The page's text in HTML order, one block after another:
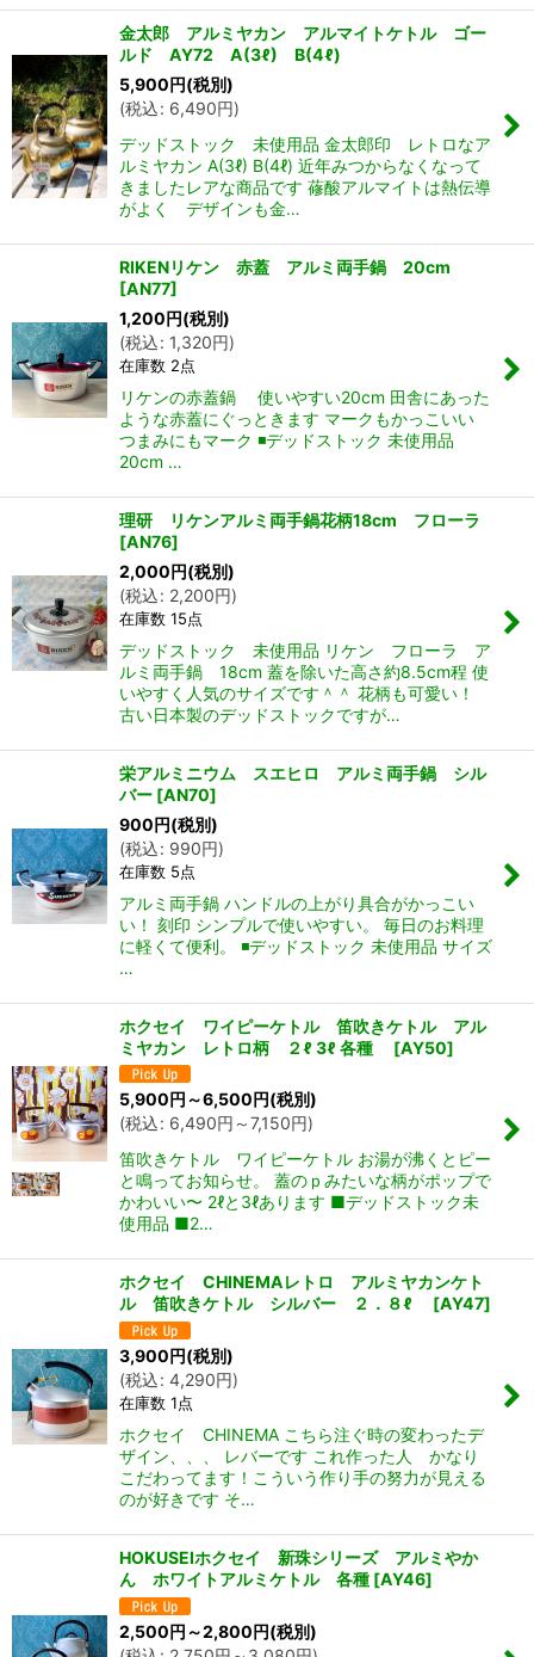
金太郎 アルミヤカン アルマイトケトル ゴー
ルド AY72 A(3ℓ) B(4ℓ)
5,900円(税別)
(税込: 6,490円)
デッドストック 未使用品 金太郎印 レトロなア
ルミヤカン A(3ℓ) B(4ℓ) 近年みつからなくなって
きましたレアな商品です 蓚酸アルマイトは熱伝導
がよく デザインも金…
RIKENリケン 赤蓋 アルミ両手鍋 20cm
[AN77]
1,200円(税別)
(税込: 1,320円)
在庫数 2点
リケンの赤蓋鍋 使いやすい20cm 田舎にあった
ような赤蓋にぐっときます マークもかっこいい
つまみにもマーク ◾️デッドストック 未使用品
20cm …
理研 リケンアルミ両手鍋花柄18cm フローラ
[AN76]
2,000円(税別)
(税込: 2,200円)
在庫数 15点
デッドストック 未使用品 リケン フローラ ア
ルミ両手鍋 18cm 蓋を除いた高さ約8.5cm程 使
いやすく人気のサイズです＾＾ 花柄も可愛い！
古い日本製のデッドストックですが…
栄アルミニウム スエヒロ アルミ両手鍋 シル
バー [AN70]
900円(税別)
(税込: 990円)
在庫数 5点
アルミ両手鍋 ハンドルの上がり具合がかっこい
い！ 刻印 シンプルで使いやすい。 毎日のお料理
に軽くて便利。 ◾️デッドストック 未使用品 サイズ
…
ホクセイ ワイピーケトル 笛吹きケトル アル
ミヤカン レトロ柄 ２ℓ 3ℓ 各種
[AY50]
5,900円 ～6,500円(税別)
(税込: 6,490円 ～7,150円)
笛吹きケトル ワイピーケトル お湯が沸くとピー
と鳴ってお知らせ。 蓋のｐみたいな柄がポップで
かわいい〜 2ℓと3ℓあります ■デッドストック未
使用品 ■2…
ホクセイ CHINEMAレトロ アルミヤカンケト
ル 笛吹きケトル シルバー ２．８ℓ
[AY47]
3,900円(税別)
(税込: 4,290円)
在庫数 1点
ホクセイ CHINEMA こちら注ぐ時の変わったデ
ザイン、、、 レバーです これ作った人 かなり
こだわってます！こういう作り手の努力が見える
のが好きです そ…
HOKUSEIホクセイ 新珠シリーズ アルミやか
ん ホワイトアルミケトル 各種 [AY46]
2,500円 ～2,800円(税別)
堂